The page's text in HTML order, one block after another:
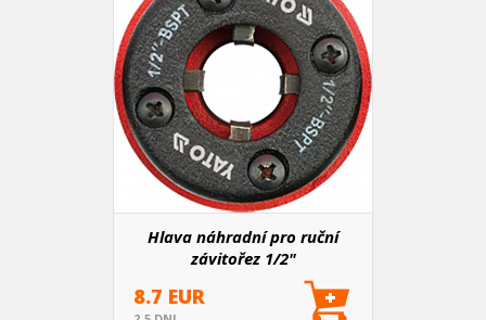
Hlava náhradní pro ruční
závitořez 1/2"
8.7 EUR